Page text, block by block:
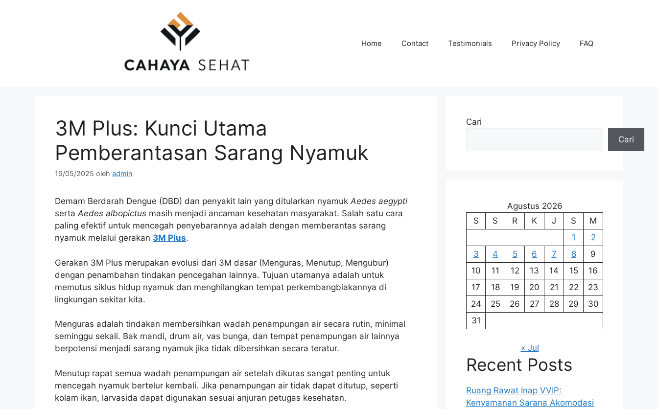
Home Contact Testimonials Privacy Policy FAQ
3M Plus: Kunci Utama
Pemberantasan Sarang Nyamuk
19/05/2025 oleh admin
Demam Berdarah Dengue (DBD) dan penyakit lain yang ditularkan nyamukAedes aegypti
sertaAedes albopictus masih menjadi ancaman kesehatan masyarakat. Salah satu cara
paling efektif untuk mencegah penyebarannya adalah dengan memberantas sarang
nyamuk melalui gerakan 3M Plus.
Gerakan 3M Plus merupakan evolusi dari 3M dasar (Menguras, Menutup, Mengubur)
dengan penambahan tindakan pencegahan lainnya. Tujuan utamanya adalah untuk
memutus siklus hidup nyamuk dan menghilangkan tempat perkembangbiakannya di
lingkungan sekitar kita.
Menguras adalah tindakan membersihkan wadah penampungan air secara rutin, minimal
seminggu sekali. Bak mandi, drum air, vas bunga, dan tempat penampungan air lainnya
berpotensi menjadi sarang nyamuk jika tidak dibersihkan secara teratur.
Menutup rapat semua wadah penampungan air setelah dikuras sangat penting untuk
mencegah nyamuk bertelur kembali. Jika penampungan air tidak dapat ditutup, seperti
kolam ikan, larvasida dapat digunakan sesuai anjuran petugas kesehatan.
Cari
Cari
Agustus 2026
S
S R K J S
M
1
2
3
4 5 6 7 8
9
10
11 12 13 14 15
16
17
18 19 20 21 22
23
24
25 26 27 28 29
30
31
« Jul
Recent Posts
Ruang Rawat Inap VVIP:
Kenyamanan Sarana Akomodasi